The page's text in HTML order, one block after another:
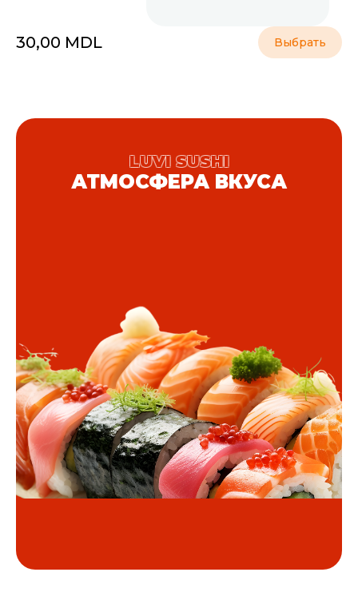
30,00 MDL Выбрать
LUVI SUSHI
АТМОСФЕРА ВКУСА